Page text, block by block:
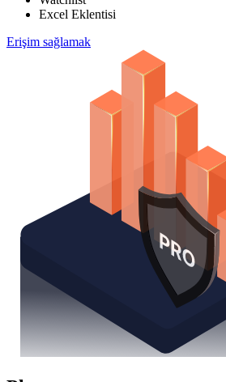
Excel Eklentisi
Erişim sağlamak